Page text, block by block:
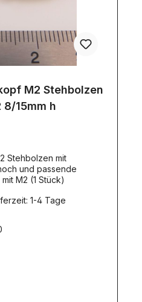
M2 Stehbolzen
15mm h
Stehbolzen mit
und passende
M2 (1 Stück)
1-4 Tage